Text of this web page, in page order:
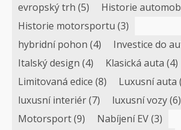
evropský trh (5) Historie
Historie motorsportu (3)
hybridní pohon (4) Investice do
Italský design (4) Klasická auta (4)
Limitovaná edice (8) Luxusní auta
luxusní interiér(7) luxusní vozy(6)
Motorsport(9) Nabíjení EV(3)